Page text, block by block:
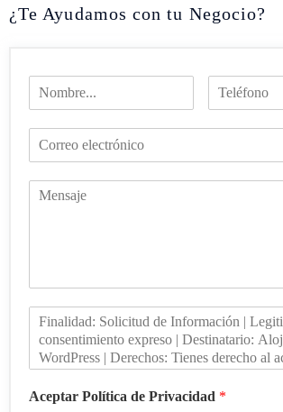
¿Te Ayudamos con tu Negocio?
Aceptar Política de Privacidad *